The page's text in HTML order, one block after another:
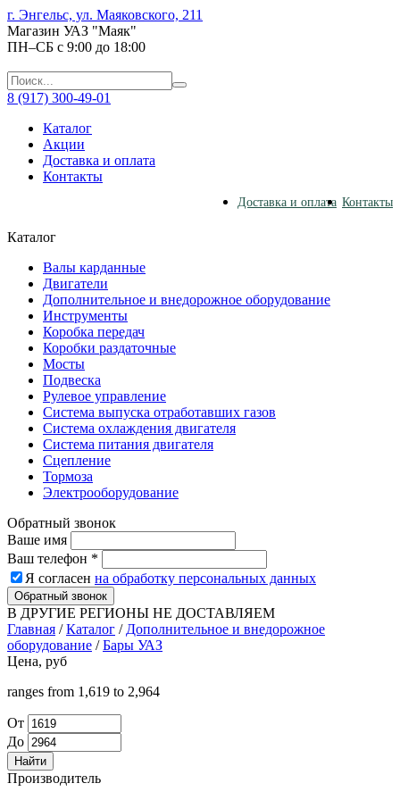
г. Энгельс, ул. Маяковского, 211
Магазин УАЗ "Маяк"
ПН–СБ с 9:00 до 18:00
8 (917) 300-49-01
Каталог
Акции
Доставка и оплата
Контакты
Доставка и оплата Контакты
Каталог
Валы карданные
Двигатели
Дополнительное и внедорожное оборудование
Инструменты
Коробка передач
Коробки раздаточные
Мосты
Подвеска
Рулевое управление
Система выпуска отработавших газов
Система охлаждения двигателя
Система питания двигателя
Сцепление
Тормоза
Электрооборудование
Обратный звонок
Ваше имя
Ваш телефон *
Я согласен на обработку персональных данных
Обратный звонок
В ДРУГИЕ РЕГИОНЫ НЕ ДОСТАВЛЯЕМ
Главная /Каталог / Дополнительное и внедорожное
оборудование /Бары УАЗ
Цена, руб
ranges from 1,619 to 2,964
От
До
Производитель